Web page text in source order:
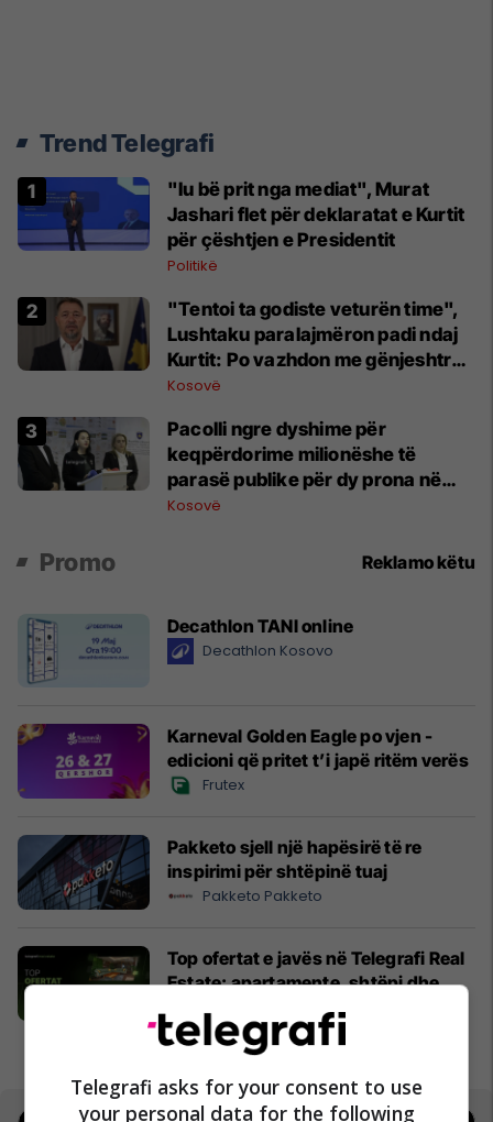
Trend Telegrafi
"Iu bë prit nga mediat", Murat
Jashari flet për deklaratat e Kurtit
për çështjen e Presidentit
Politikë
"Tentoi ta godiste veturën time",
Lushtaku paralajmëron padi ndaj
Kurtit: Po vazhdon me gënjeshtra
e shpifje
Kosovë
​Pacolli ngre dyshime për
keqpërdorime milionëshe të
parasë publike për dy prona në
Ferizaj, fton organet për hetim
Kosovë
Promo Reklamo këtu
Decathlon TANI online
Decathlon Kosovo
Karneval Golden Eagle po vjen -
edicioni që pritet t’i japë ritëm verës
Frutex
Pakketo sjell një hapësirë të re
inspirimi për shtëpinë tuaj
Pakketo Pakketo
Top ofertat e javës në Telegrafi Real
Estate: apartamente, shtëpi dhe
Telegrafi Real Estate
Telegrafi asks for your consent to use
your personal data for the following